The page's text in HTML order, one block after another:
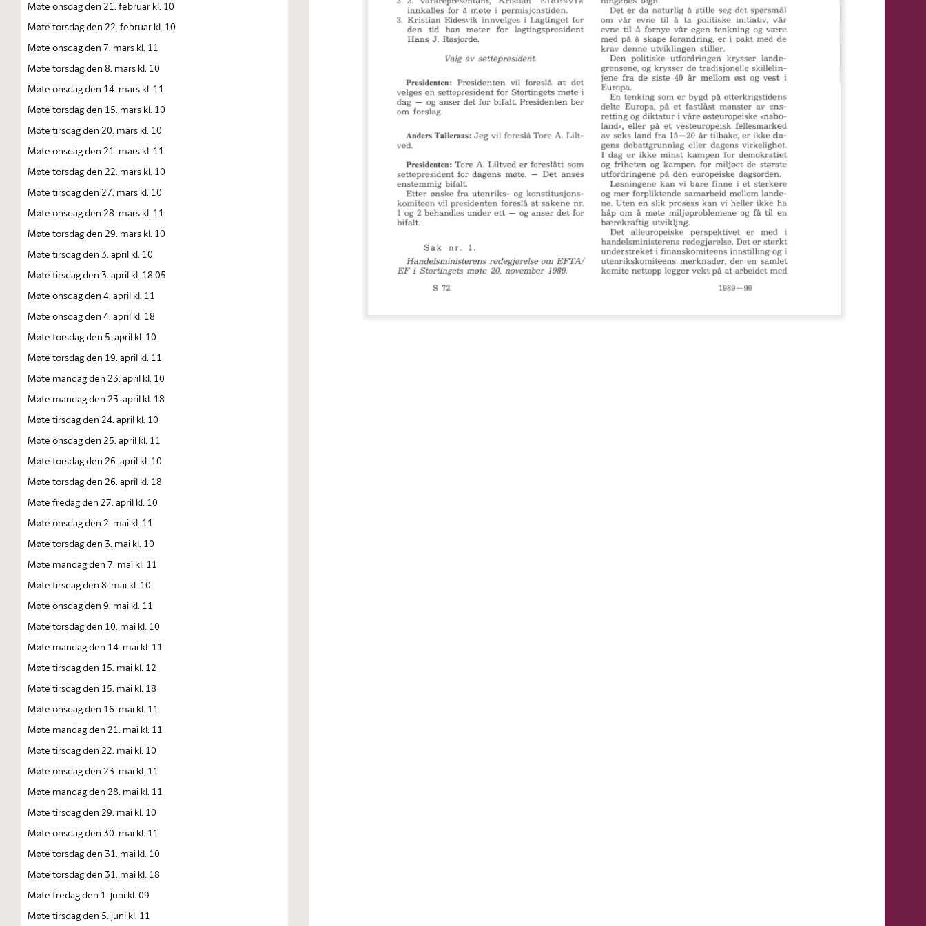
Møte onsdag den 21. februar kl. 10
Møte torsdag den 22. februar kl. 10
Møte onsdag den 7. mars kl. 11
Møte torsdag den 8. mars kl. 10
Møte onsdag den 14. mars kl. 11
Møte torsdag den 15. mars kl. 10
Møte tirsdag den 20. mars kl. 10
Møte onsdag den 21. mars kl. 11
Møte torsdag den 22. mars kl. 10
Møte tirsdag den 27. mars kl. 10
Møte onsdag den 28. mars kl. 11
Møte torsdag den 29. mars kl. 10
Møte tirsdag den 3. april kl. 10
Møte tirsdag den 3. april kl. 18.05
Møte onsdag den 4. april kl. 11
Møte onsdag den 4. april kl. 18
Møte torsdag den 5. april kl. 10
Møte torsdag den 19. april kl. 11
Møte mandag den 23. april kl. 10
Møte mandag den 23. april kl. 18
Møte tirsdag den 24. april kl. 10
Møte onsdag den 25. april kl. 11
Møte torsdag den 26. april kl. 10
Møte torsdag den 26. april kl. 18
Møte fredag den 27. april kl. 10
Møte onsdag den 2. mai kl. 11
Møte torsdag den 3. mai kl. 10
Møte mandag den 7. mai kl. 11
Møte tirsdag den 8. mai kl. 10
Møte onsdag den 9. mai kl. 11
Møte torsdag den 10. mai kl. 10
Møte mandag den 14. mai kl. 11
Møte tirsdag den 15. mai kl. 12
Møte tirsdag den 15. mai kl. 18
Møte onsdag den 16. mai kl. 11
Møte mandag den 21. mai kl. 11
Møte tirsdag den 22. mai kl. 10
Møte onsdag den 23. mai kl. 11
Møte mandag den 28. mai kl. 11
Møte tirsdag den 29. mai kl. 10
Møte onsdag den 30. mai kl. 11
Møte torsdag den 31. mai kl. 10
Møte torsdag den 31. mai kl. 18
Møte fredag den 1. juni kl. 09
Møte tirsdag den 5. juni kl. 11